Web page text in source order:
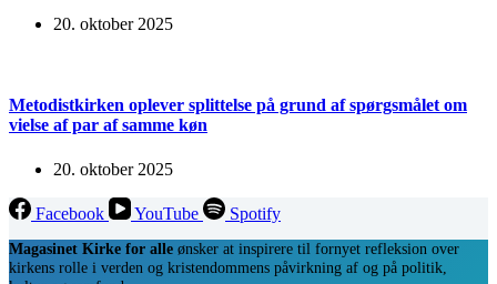
20. oktober 2025
Metodistkirken oplever splittelse på grund af spørgsmålet om
vielse af par af samme køn
20. oktober 2025
Facebook YouTube Spotify
Magasinet Kirke for alle ønsker at inspirere til fornyet refleksion over
kirkens rolle i verden og kristendommens påvirkning af og på politik,